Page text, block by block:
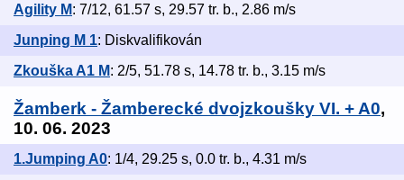
Agility M: 7/12, 61.57 s, 29.57 tr. b., 2.86 m/s
Junping M 1: Diskvalifikován
Zkouška A1 M: 2/5, 51.78 s, 14.78 tr. b., 3.15 m/s
Žamberk - Žamberecké dvojzkoušky VI. + A0,
10. 06. 2023
1.Jumping A0: 1/4, 29.25 s, 0.0 tr. b., 4.31 m/s